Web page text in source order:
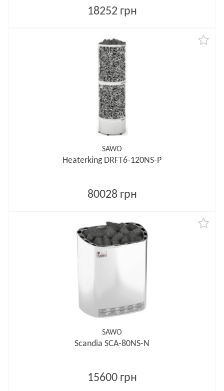
18252 грн
SAWO
Heaterking DRFT6-120NS-P
80028 грн
SAWO
Scandia SCA-80NS-N
15600 грн